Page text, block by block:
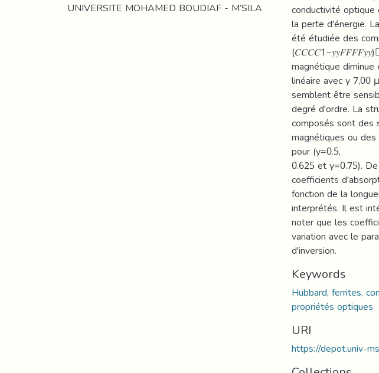
UNIVERSITE MOHAMED BOUDIAF - M’SILA conductivité
la perte d'énergie.
été étudiée des
magnétique
linéaire avec y 7,00
semblent être
degré d'ordre. La
composés sont des
magnétiques ou
pour (y=0.5,
0.625 et y=0.75).
coefficients
fonction de la
interprétés. Il est
noter que les
variation avec le
d'inversion.
Keywords
Hubbard, ferrites,
propriétés optiques
URI
https://depot.univ-